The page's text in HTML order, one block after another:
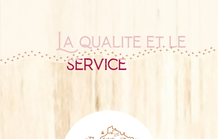
La qualité et le
service